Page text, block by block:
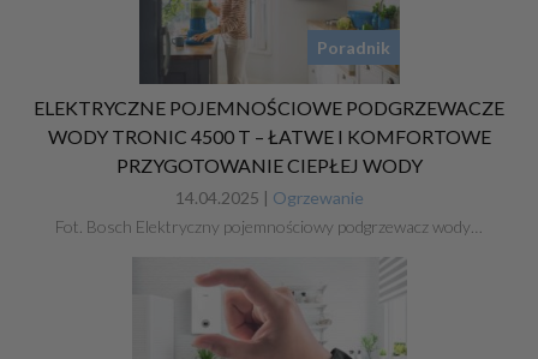
Poradnik
ELEKTRYCZNE POJEMNOŚCIOWE PODGRZEWACZE
WODY TRONIC 4500 T – ŁATWE I KOMFORTOWE
PRZYGOTOWANIE CIEPŁEJ WODY
14.04.2025 | Ogrzewanie
Fot. Bosch Elektryczny pojemnościowy podgrzewacz wody…